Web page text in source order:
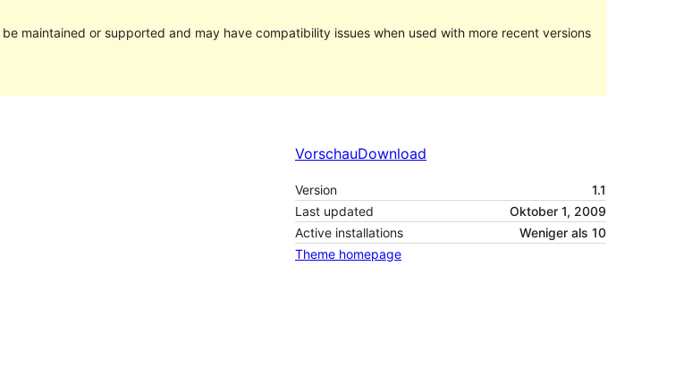
maintained or supported and may have compatibility issues when used with more recent versions
VorschauDownload
Version
1.1
Last updated
Oktober 1, 2009
Active installations
Weniger als 10
Theme homepage